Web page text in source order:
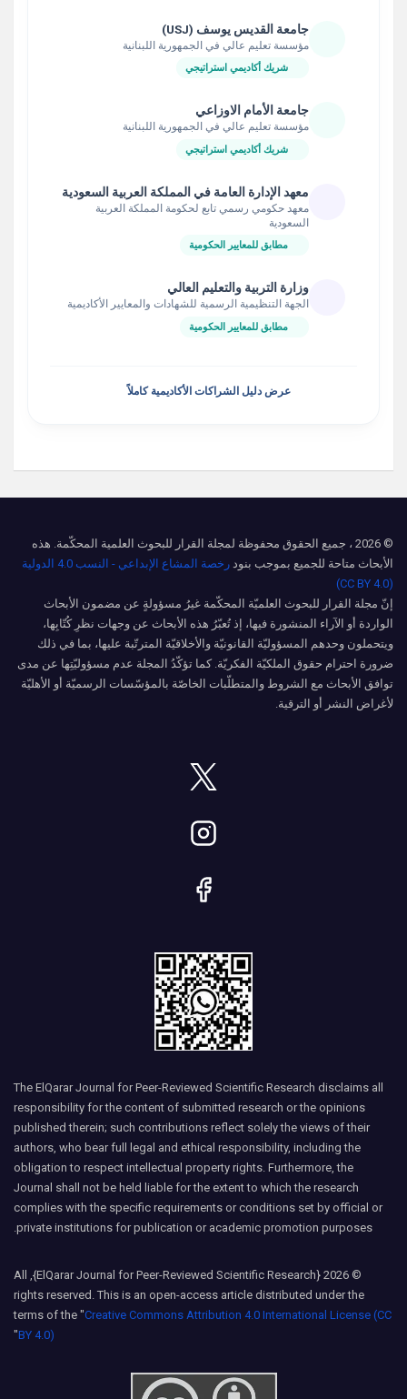
جامعة القديس يوسف (USJ)
مؤسسة تعليم عالي في الجمهورية اللبنانية
شريك أكاديمي استراتيجي
جامعة الأمام الاوزاعي
مؤسسة تعليم عالي في الجمهورية اللبنانية
شريك أكاديمي استراتيجي
معهد الإدارة العامة في المملكة العربية السعودية
معهد حكومي رسمي تابع لحكومة المملكة العربية
السعودية
مطابق للمعايير الحكومية
وزارة التربية والتعليم العالي
الجهة التنظيمية الرسمية للشهادات والمعايير الأكاديمية
مطابق للمعايير الحكومية
عرض دليل الشراكات الأكاديمية كاملاً
© 2026 ، جميع الحقوق محفوظة لمجلة القرار للبحوث العلمية المحكّمة. هذه
الأبحاث متاحة للجميع بموجب بنود
رخصة المشاع الإبداعي - النسب 4.0 الدولية
(CC BY 4.0)
إنّ مجلة القرار للبحوث العلميّة المحكّمة غيرُ مسؤولةٍ عن مضمون الأبحاث
الواردة أو الآراء المنشورة فيها، إذ تُعبّرُ هذه الأبحاث عن وجهات نظرِ كُتّابِها،
ويتحملون وحدهم المسؤوليّة القانونيّة والأخلاقيّة المترتّبة عليها، بما في ذلك
ضرورة احترام حقوق الملكيّة الفكريّة. كما تؤكّدُ المجلة عدم مسؤوليّتِها عن مدى
توافق الأبحاث مع الشروط والمتطلّبات الخاصّة بالمؤسّسات الرسميّة أو الأهليّة
لأغراض النشر أو الترقية.
The ElQarar Journal for Peer-Reviewed Scientific Research disclaims all
responsibility for the content of submitted research or the opinions
published therein; such contributions reflect solely the views of their
authors, who bear full legal and ethical responsibility, including the
obligation to respect intellectual property rights. Furthermore, the
Journal shall not be held liable for the extent to which the research
complies with the specific requirements or conditions set by official or
private institutions for publication or academic promotion purposes.
© 2026 {ElQarar Journal for Peer-Reviewed Scientific Research}, All
rights reserved. This is an open-access article distributed under the
terms of the "Creative Commons Attribution 4.0 International License (CC
BY 4.0)
"